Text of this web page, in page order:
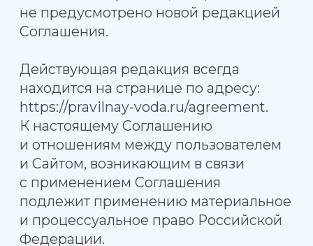
Навигация
Кратко о воде
Для кого
Каталог
Отзывы
+7
обработки персональных данных
Оставить заявку